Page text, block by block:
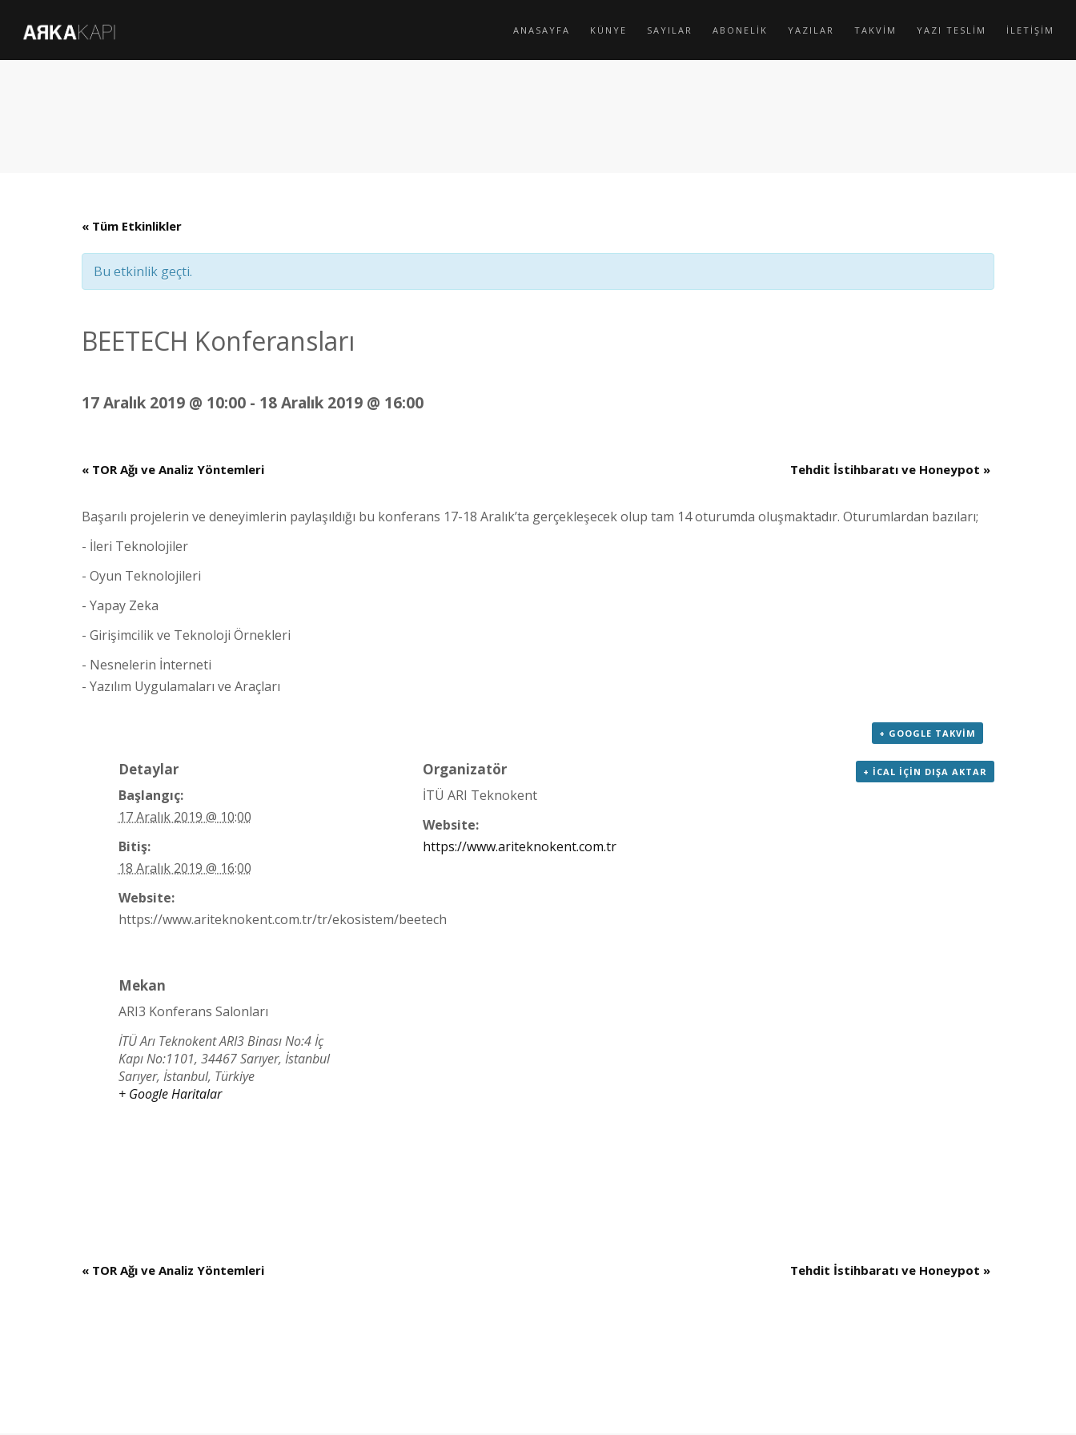
ANASAYFA KÜNYE SAYILAR ABONELİK YAZILAR TAKVİM YAZI TESLİM İLETİŞİM
« Tüm Etkinlikler
Bu etkinlik geçti.
BEETECH Konferansları
17 Aralık 2019 @ 10:00 - 18 Aralık 2019 @ 16:00
« TOR Ağı ve Analiz Yöntemleri Tehdit İstihbaratı ve Honeypot »
Başarılı projelerin ve deneyimlerin paylaşıldığı bu konferans 17-18 Aralık’ta gerçekleşecek olup tam 14 oturumda oluşmaktadır. Oturumlardan bazıları;
- İleri Teknolojiler
- Oyun Teknolojileri
- Yapay Zeka
- Girişimcilik ve Teknoloji Örnekleri
- Nesnelerin İnterneti
- Yazılım Uygulamaları ve Araçları
+ GOOGLE TAKVIM
+ ICAL IÇIN DIŞA AKTAR
Detaylar
Başlangıç:
17 Aralık 2019 @ 10:00
Bitiş:
18 Aralık 2019 @ 16:00
Website:
https://www.ariteknokent.com.tr/tr/ekosistem/beetech
Organizatör
İTÜ ARI Teknokent
Website:
https://www.ariteknokent.com.tr
Mekan
ARI3 Konferans Salonları
İTÜ Arı Teknokent ARI3 Binası No:4 İç
Kapı No:1101, 34467 Sarıyer, İstanbul
Sarıyer, İstanbul, Türkiye
+ Google Haritalar
« TOR Ağı ve Analiz Yöntemleri Tehdit İstihbaratı ve Honeypot »